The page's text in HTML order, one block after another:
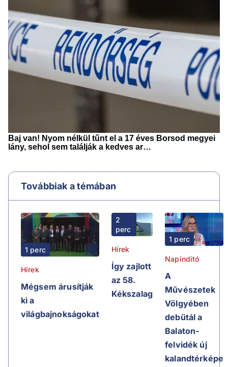
Továbbiak a témában
1 perc
Hírek
Mégsem árusítják
ki a
világbajnokságokat
2
perc
Hírek
Így zajlott
az 58.
Kékszalag
1 perc
Napindító
A
Művészetek
Völgyében
debütál a
Balaton-
felvidék új
kalandtérképe